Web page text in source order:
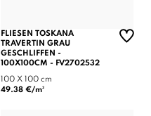
FLIESEN TOSKANA
TRAVERTIN GRAU
GESCHLIFFEN -
100X100CM - FV2702532
100 X 100 cm
49.38 €/m²